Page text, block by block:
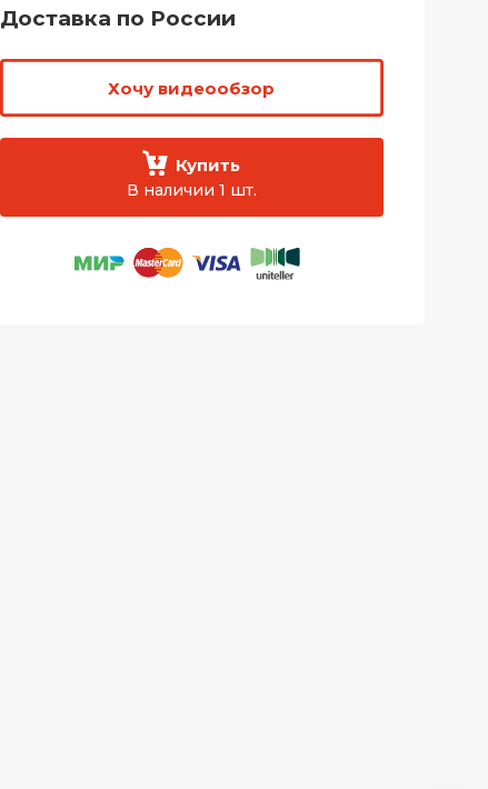
Доставка по России
Хочу видеообзор
Купить
В наличии 1 шт.